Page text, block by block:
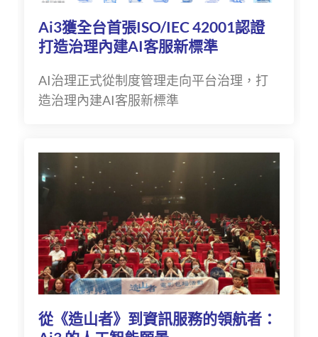
Ai3獲全台首張ISO/IEC 42001認證
打造治理內建AI客服新標準
AI治理正式從制度管理走向平台治理，打
造治理內建AI客服新標準
從《造山者》到資訊服務的領航者：